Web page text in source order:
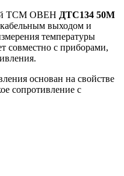
ТСМ ОВЕН ДТС134 50М
кабельным выходом и
температуры
совместно с приборами,
основан на свойстве
сопротивление с